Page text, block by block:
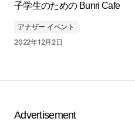
子学生のための Bunri Cafe
アナザー イベント
2022年12月2日
Advertisement